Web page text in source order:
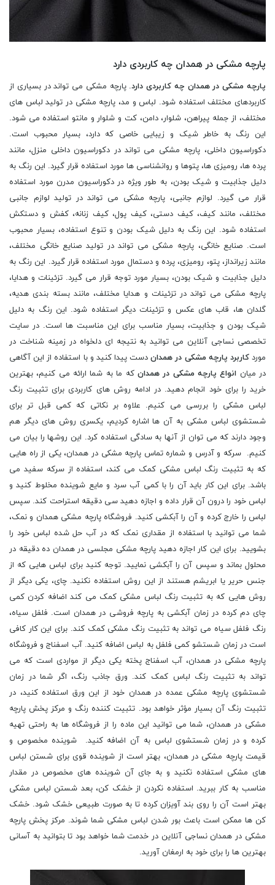
پارچه مشکی در همدان چه کاربردی دارد
پارچه مشکی در همدان چه کاربردی دارد. پارچه مشکی می تواند در بسیاری از
کاربردهای مختلف استفاده شود. لباس و مد، پارچه مشکی در تولید لباس های
مختلف، از جمله پیراهن، شلوار، دامن، کت و شلوار و مانتو استفاده می شود.
این رنگ به خاطر شیک و زیبایی خاصی که دارد، بسیار محبوب است.
دکوراسیون داخلی، پارچه مشکی می تواند در دکوراسیون داخلی منزل، مانند
پرده ها، رومیزی ها، پتوها و روانشناسی ها مورد استفاده قرار گیرد. این رنگ به
دلیل جذابیت و شیک بودن، به طور ویژه در دکوراسیون مدرن مورد استفاده
قرار می گیرد. لوازم جانبی، پارچه مشکی می تواند در تولید لوازم جانبی
مختلف، مانند کیف، کیف دستی، کیف پول، کیف زنانه، کفش و دستکش
استفاده شود. این رنگ به دلیل شیک بودن و تنوع استفاده، بسیار محبوب
است. صنایع خانگی، پارچه مشکی می تواند در تولید صنایع خانگی مختلف،
مانند زیرانداز، پتو، رومیزی، پرده و دستمال مورد استفاده قرار گیرد. این رنگ به
دلیل جذابیت و شیک بودن، بسیار مورد توجه قرار می گیرد. تزئینات و هدایا،
پارچه مشکی می تواند در تزئینات و هدایا مختلف، مانند بسته بندی هدیه،
گلدان ها، قاب های عکس و تزئینات دیگر استفاده شود. این رنگ به دلیل
شیک بودن و جذابیت، بسیار مناسب برای این مناسبت ها است. در سایت
تخصصی نساجی آنلاین می توانید به نتیجه ای دلخواه در زمینه شناخت در
موردکاربرد پارچه مشکی در همدان دست پیدا کنید و با استفاده از این آگاهی
در میان انواع پارچه مشکی در همدان که ما به شما ارائه می کنیم، بهترین
خرید را برای خود انجام دهید. در ادامه روش های کاربردی برای تثبیت رنگ
لباس مشکی را بررسی می کنیم. علاوه بر نکاتی که کمی قبل تر برای
شستشوی لباس مشکی به آن ها اشاره کردیم، یکسری روش های دیگر هم
وجود دارند که می توان از آنها به سادگی استفاده کرد. این روشها را بیان می
کنیم. سرکه و آدرس و شماره تماس پارچه مشکی در همدان، یکی از راه هایی
که به تثبیت رنگ لباس مشکی کمک می کند، استفاده از سرکه سفید می
باشد. برای این کار باید آن را با کمی آب سرد و مایع شوینده مخلوط کنید و
لباس خود را درون آن قرار داده و اجازه دهید سی دقیقه استراحت کند. سپس
لباس را خارج کرده و آن را آبکشی کنید. فروشگاه پارچه مشکی همدان و نمک،
شما می توانید با استفاده از مقداری نمک که در آب حل شده لباس خود را
بشویید. برای این کار اجازه دهید پارچه مشکی مجلسی در همدان ده دقیقه در
محلول بماند و سپس آن را آبکشی نمایید. توجه کنید برای لباس هایی که از
جنس حریر یا ابریشم هستند از این روش استفاده نکنید. چای، یکی دیگر از
روش هایی که به تثبیت رنگ لباس مشکی کمک می کند اضافه کردن کمی
چای دم کرده در زمان آبکشی به پارچه فروشی در همدان است. فلفل سیاه،
رنگ فلفل سیاه می تواند به تثبیت رنگ مشکی کمک کند. برای این کار کافی
است در زمان شستشو کمی فلفل به لباس اضافه کنید. آب اسفناج و فروشگاه
پارچه مشکی در همدان، آب اسفناج پخته یکی دیگر از مواردی است که می
تواند به تثبیت رنگ لباس کمک کند. ورق جاذب رنگ، اگر شما در زمان
شستشوی پارچه مشکی عمده در همدان خود از این ورق استفاده کنید، در
تثبیت رنگ آن بسیار مؤثر خواهد بود. تثبیت کننده رنگ و مرکز پخش پارچه
مشکی در همدان، شما می توانید این ماده را از فروشگاه ها به راحتی تهیه
کرده و در زمان شستشوی لباس به آن اضافه کنید. شوینده مخصوص و
قیمت پارچه مشکی در همدان، بهتر است از شوینده قوی برای شستن لباس
های مشکی استفاده نکنید و به جای آن شوینده های مخصوص در مقدار
مناسب به کار ببرید. استفاده نکردن از خشک کن، بعد شستن لباس مشکی
بهتر است آن را روی بند آویزان کرده تا به صورت طبیعی خشک شود. خشک
کن ها ممکن است باعث بور شدن لباس مشکی شما شوند. مرکز پخش پارچه
مشکی در همدان نساجی آنلاین در خدمت شما خواهد بود تا بتوانید به آسانی
بهترین ها را برای خود به ارمغان آورید.